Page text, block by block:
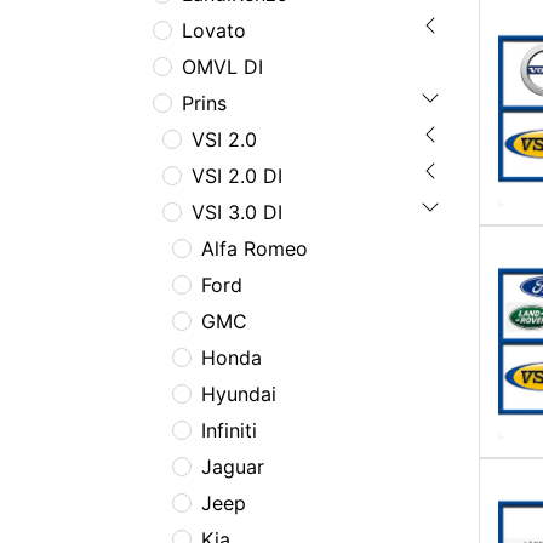
Lovato
OMVL DI
Prins
VSI 2.0
VSI 2.0 DI
VSI 3.0 DI
Alfa Romeo
Ford
GMC
Honda
Hyundai
Infiniti
Jaguar
Jeep